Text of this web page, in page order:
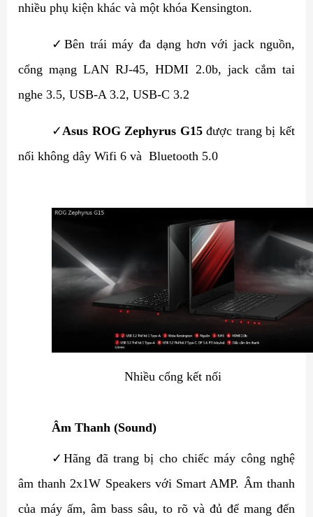
nhiều phụ kiện khác và một khóa Kensington.
✓ Bên trái máy đa dạng hơn với jack nguồn,
cổng mạng LAN RJ-45, HDMI 2.0b, jack cắm tai
nghe 3.5, USB-A 3.2, USB-C 3.2
✓Asus ROG Zephyrus G15 được trang bị kết
nối không dây Wifi 6 và Bluetooth 5.0
Nhiều cổng kết nối
Âm Thanh (Sound)
✓Hãng đã trang bị cho chiếc máy công nghệ
âm thanh 2x1W Speakers với Smart AMP. Âm thanh
của máy ấm, âm bass sâu, to rõ và đủ để mang đến